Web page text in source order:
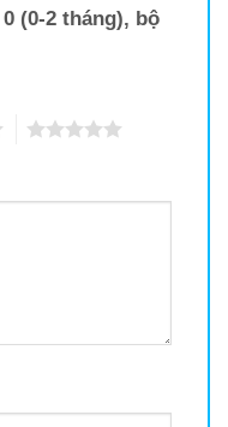
(0-2 tháng), bộ